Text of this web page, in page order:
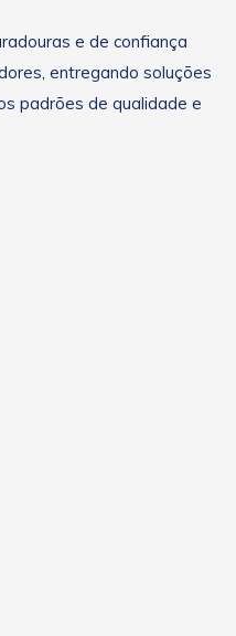
e de confiança
entregando soluções
padrões de qualidade e